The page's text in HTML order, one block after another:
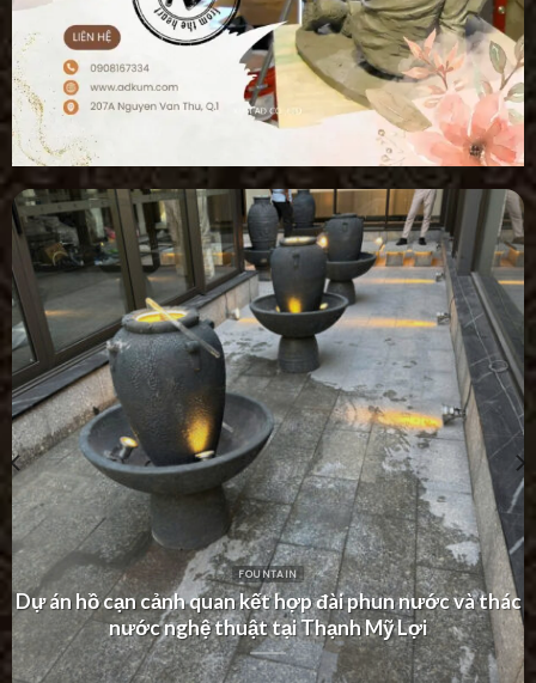
FOUNTAIN
Dự án thác nước tường hiện đại tại Khu Dân Cư Hà Đô
Villa